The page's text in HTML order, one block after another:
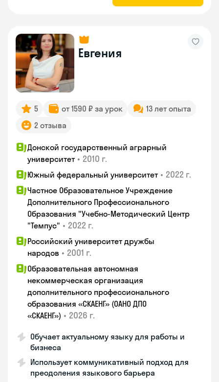
Евгения
5 от 1590 ₽ за урок
13 лет опыта
2 отзыва
Донской государственный аграрный
университет • 2010 г.
Южный федеральный университет • 2022 г.
Частное Образовательное Учреждение
Дополнительного Профессионального
Образования "Учебно-Методический Центр
"Темпус" • 2022 г.
Российский университет дружбы
народов • 2001 г.
Образовательная автономная
некоммерческая организация
дополнительного профессионального
образования «СКАЕНГ» (ОАНО ДПО
«СКАЕНГ») • 2026 г.
Обучает актуальному языку для работы и
бизнеса
Использует коммуникативный подход для
преодоления языкового барьера